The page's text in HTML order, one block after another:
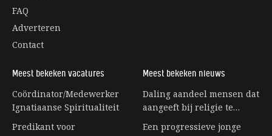
FAQ
Adverteren
Contact
Meest bekeken vacatures
Coördinator/Medewerker
Ignatiaanse Spiritualiteit
Predikant voor
Meest bekeken nieuws
Daling aandeel mensen dat
aangeeft bij religie te
horen stagneert
Een progressieve jonge